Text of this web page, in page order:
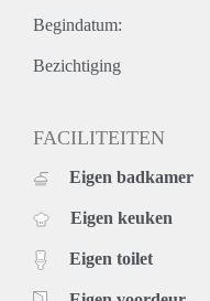
Begindatum:
Bezichtiging
FACILITEITEN
Eigen badkamer
Eigen keuken
Eigen toilet